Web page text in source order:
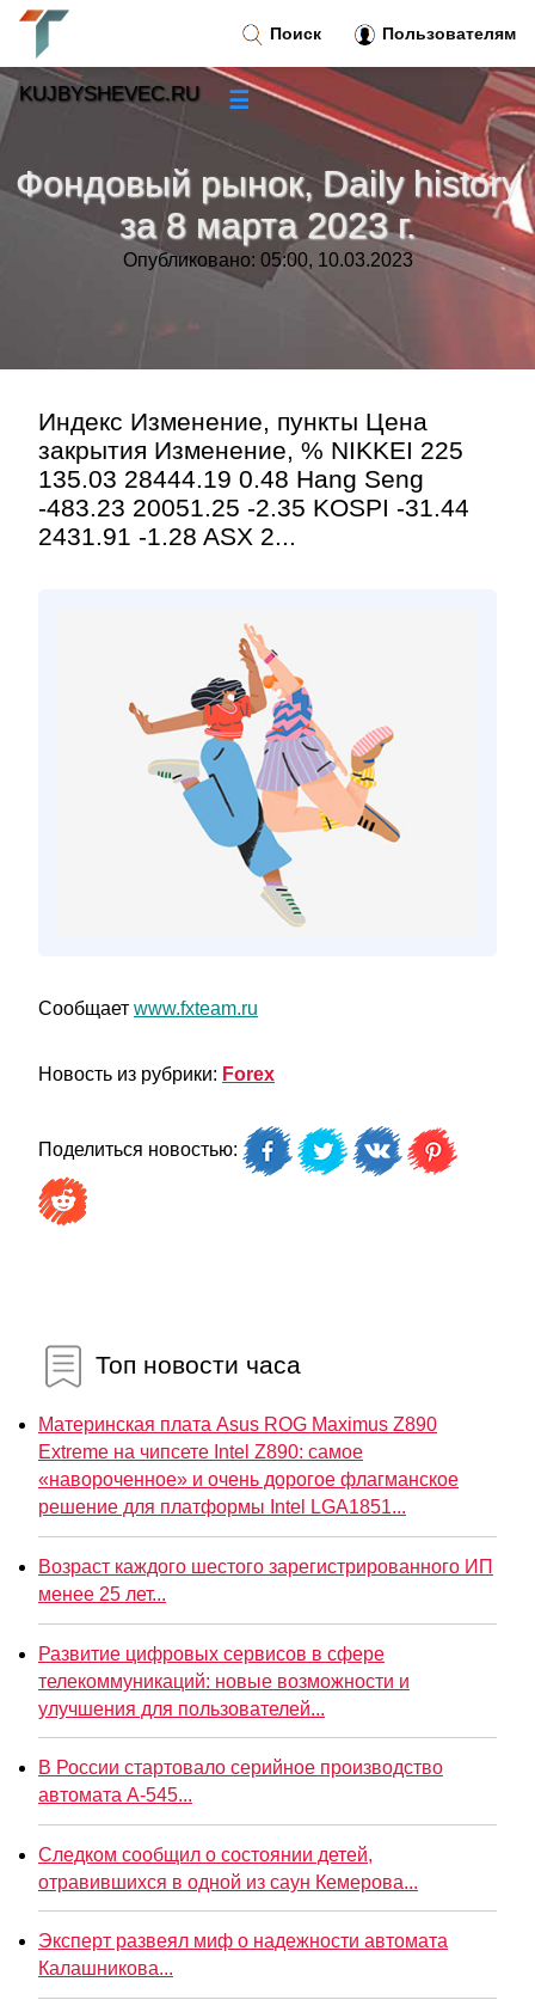
Фондовый рынок, Daily history
за 8 марта 2023 г.
Опубликовано: 05:00, 10.03.2023
Индекс Изменение, пункты Цена
закрытия Изменение, % NIKKEI 225
135.03 28444.19 0.48 Hang Seng
-483.23 20051.25 -2.35 KOSPI -31.44
2431.91 -1.28 ASX 2...
Сообщает www.fxteam.ru
Новость из рубрики: Forex
Поделиться новостью:
Топ новости часа
Материнская плата Asus ROG Maximus Z890
Extreme на чипсете Intel Z890: самое
«навороченное» и очень дорогое флагманское
решение для платформы Intel LGA1851...
Возраст каждого шестого зарегистрированного ИП
менее 25 лет...
Развитие цифровых сервисов в сфере
телекоммуникаций: новые возможности и
улучшения для пользователей...
В России стартовало серийное производство
автомата А-545...
Следком сообщил о состоянии детей,
отравившихся в одной из саун Кемерова...
Эксперт развеял миф о надежности автомата
Калашникова...
Поиск Пользователям
KUJBYSHEVEC.RU ☰
»
Тренды новостей »
»
Контакт»